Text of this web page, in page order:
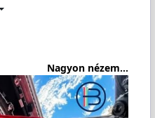
Nagyon nézem...